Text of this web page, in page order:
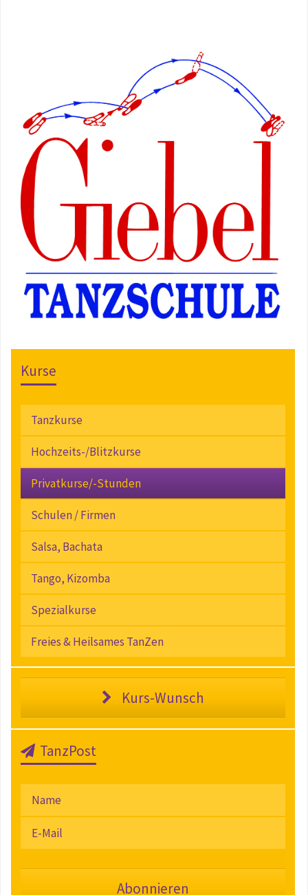
Kurse
Tanzkurse
Hochzeits-/Blitzkurse
Privatkurse/-Stunden
Schulen / Firmen
Salsa, Bachata
Tango, Kizomba
Spezialkurse
Freies & Heilsames TanZen
Kurs-Wunsch
TanzPost